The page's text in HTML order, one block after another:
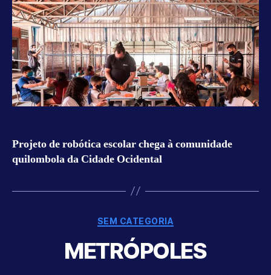
Projeto de robótica escolar chega à comunidade
quilombola da Cidade Ocidental
Categories
SEM CATEGORIA
METRÓPOLES